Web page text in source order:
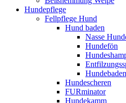
Hundepflege
Fellpflege Hund
Hund baden
Nasse
Hundefön
Hundescheren
FURminator
Hundekamm